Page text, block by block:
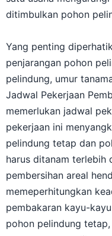
ditimbulkan pohon
Yang penting
penjarangan pohon
pelindung, umur
Jadwal Pekerjaan
memerlukan jadwal
pekerjaan ini
pelindung tetap dan
harus ditanam terlebih
pembersihan areal
memeperhitungkan
pembakaran kayu-
pohon pelindung